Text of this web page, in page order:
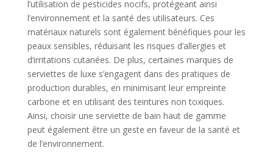
l’utilisation de pesticides nocifs, protégeant ainsi
l’environnement et la santé des utilisateurs. Ces
matériaux naturels sont également bénéfiques pour les
peaux sensibles, réduisant les risques d’allergies et
d’irritations cutanées. De plus, certaines marques de
serviettes de luxe s’engagent dans des pratiques de
production durables, en minimisant leur empreinte
carbone et en utilisant des teintures non toxiques.
Ainsi, choisir une serviette de bain haut de gamme
peut également être un geste en faveur de la santé et
de l’environnement.